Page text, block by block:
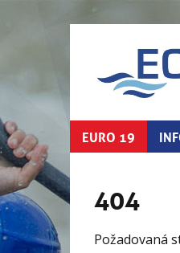
EURO 19
404
Požadovaná